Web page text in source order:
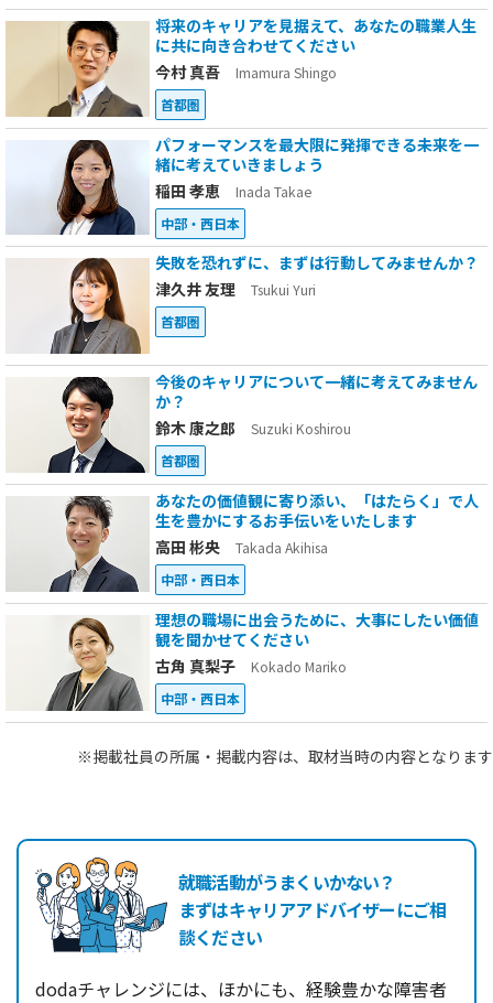
将来のキャリアを見据えて、あなたの職業人生
に共に向き合わせてください
今村 真吾 Imamura Shingo
首都圏
パフォーマンスを最大限に発揮できる未来を一
緒に考えていきましょう
稲田 孝恵 Inada Takae
中部・西日本
失敗を恐れずに、まずは行動してみませんか？
津久井 友理Tsukui Yuri
首都圏
今後のキャリアについて一緒に考えてみません
か？
鈴木 康之郎Suzuki Koshirou
首都圏
あなたの価値観に寄り添い、「はたらく」で人
生を豊かにするお手伝いをいたします
高田 彬央Takada Akihisa
中部・西日本
理想の職場に出会うために、大事にしたい価値
観を聞かせてください
古角 真梨子 Kokado Mariko
中部・西日本
※掲載社員の所属・掲載内容は、取材当時の内容となります
就職活動がうまくいかない？
まずはキャリアアドバイザーにご相
談ください
dodaチャレンジには、ほかにも、経験豊かな障害者